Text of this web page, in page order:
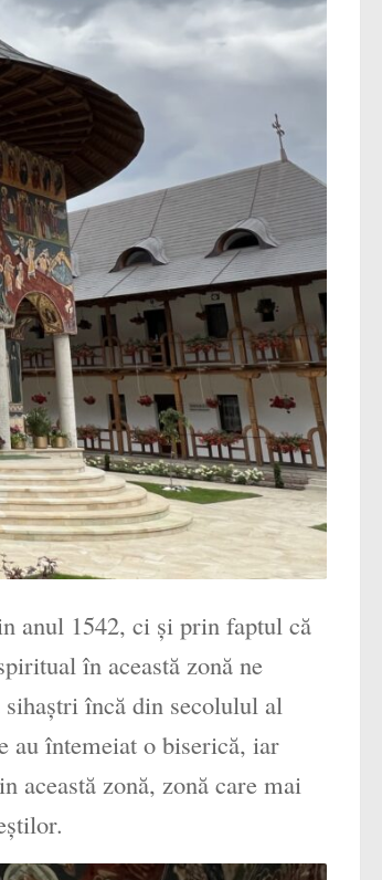
anul 1542, ci şi prin faptul că
în această zonă ne
încă din secolulul al
întemeiat o biserică, iar
zonă, zonă care mai